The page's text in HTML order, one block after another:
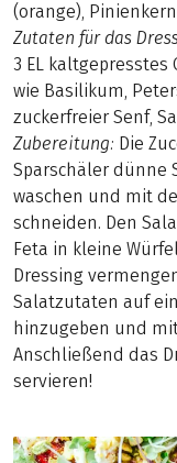
(orange),
Zutaten für das
3 EL kaltgepresstes
wie Basilikum,
zuckerfreier Senf,
Zubereitung: Die
Sparschäler dünne
waschen und mit
schneiden. Den
Feta in kleine
Dressing
Salatzutaten auf
hinzugeben und
Anschließend das
servieren!